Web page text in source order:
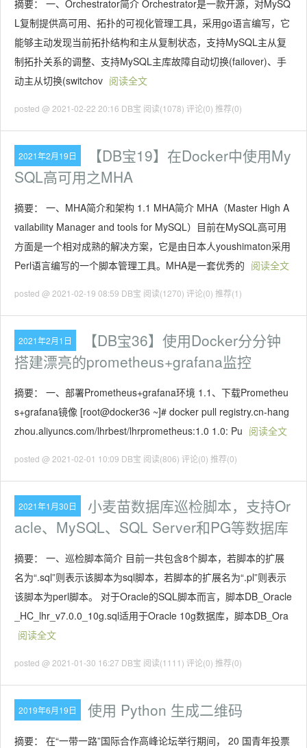
摘要： 一、Orchestrator简介 Orchestrator是一款开源，对MySQ
L复制提供高可用、拓扑的可视化管理工具，采用go语言编写，它
能够主动发现当前拓扑结构和主从复制状态，支持MySQL主从复
制拓扑关系的调整、支持MySQL主库故障自动切换(failover)、手
动主从切换(switchov 阅读全文
posted @ 2021-02-22 20:16 DB宝 阅读(1078) 评论(0) 推荐(0)
2021年2月19日
【DB宝19】在Docker中使用My
SQL高可用之MHA
摘要： 一、MHA简介和架构 1.1 MHA简介 MHA（Master High A
vailability Manager and tools for MySQL）目前在MySQL高可用
方面是一个相对成熟的解决方案，它是由日本人youshimaton采用
Perl语言编写的一个脚本管理工具。MHA是一套优秀的 阅读全文
posted @ 2021-02-19 08:59 DB宝 阅读(1270) 评论(0) 推荐(1)
2021年2月1日
【DB宝36】使用Docker分分钟
搭建漂亮的prometheus+grafana监控
摘要： 一、部署Prometheus+grafana环境 1.1、下载Prometheu
s+grafana镜像 [root@docker36 ~]# docker pull registry.cn-hang
zhou.aliyuncs.com/lhrbest/lhrprometheus:1.0 1.0: Pu 阅读全文
posted @ 2021-02-01 10:09 DB宝 阅读(806) 评论(0) 推荐(0)
2021年1月30日
小麦苗数据库巡检脚本，支持Or
acle、MySQL、SQL Server和PG等数据库
摘要： 一、巡检脚本简介 目前一共包含8个脚本，若脚本的扩展
名为“.sql”则表示该脚本为sql脚本，若脚本的扩展名为“.pl”则表示
该脚本为perl脚本。 对于Oracle的SQL脚本而言，脚本DB_Oracle
_HC_lhr_v7.0.0_10g.sql适用于Oracle 10g数据库，脚本DB_Ora
阅读全文
posted @ 2021-01-30 16:27 DB宝 阅读(1111) 评论(0) 推荐(0)
2019年6月19日 使用 Python 生成二维码
摘要： 在“一带一路”国际合作高峰论坛举行期间， 20 国青年投票